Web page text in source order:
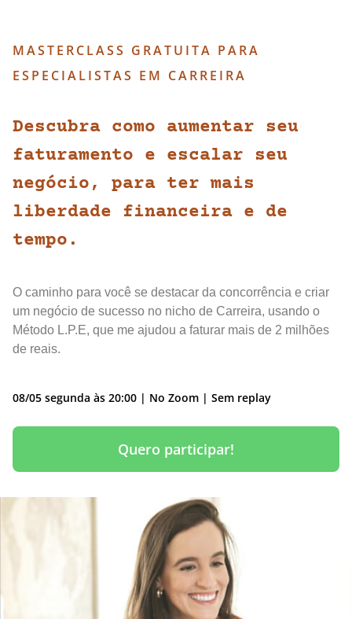
MASTERCLASS GRATUITA PARA
ESPECIALISTAS EM CARREIRA
Descubra como aumentar seu
faturamento e escalar seu
negócio, para ter mais
liberdade financeira e de
tempo.
O caminho para você se destacar da concorrência e criar
um negócio de sucesso no nicho de Carreira, usando o
Método L.P.E, que me ajudou a faturar mais de 2 milhões
de reais.
08/05 segunda às 20:00 | No Zoom | Sem replay
Quero participar!